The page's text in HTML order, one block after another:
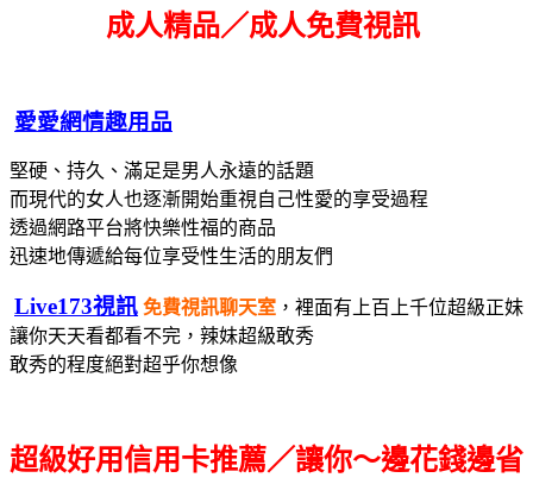
成人精品／成人免費視訊
愛愛網情趣用品
堅硬、持久、滿足是男人永遠的話題
而現代的女人也逐漸開始重視自己性愛的享受過程
透過網路平台將快樂性福的商品
迅速地傳遞給每位享受性生活的朋友們
Live173視訊 免費視訊聊天室 ，裡面有上百上千位超級正妹
讓你天天看都看不完，辣妹超級敢秀
敢秀的程度絕對超乎你想像
超級好用信用卡推薦／讓你～邊花錢邊省